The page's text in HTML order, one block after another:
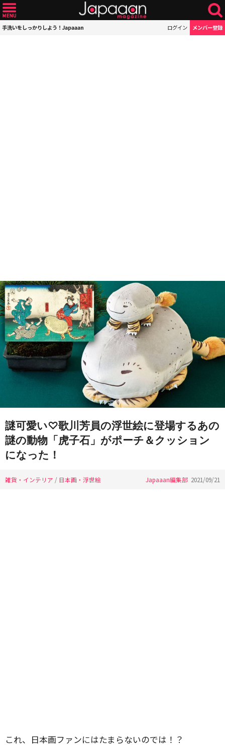
手洗いをしっかりしよう！Japaaan ログイン メンバー登録
謎可愛い♡歌川芳員の浮世絵に登場するあの
謎の動物「虎子石」がポーチ＆クッション
になった！
雑貨・インテリア / 日本画・浮世絵 Japaaan編集部 2021/09/21
これ、日本画ファンにはたまらないのでは！？